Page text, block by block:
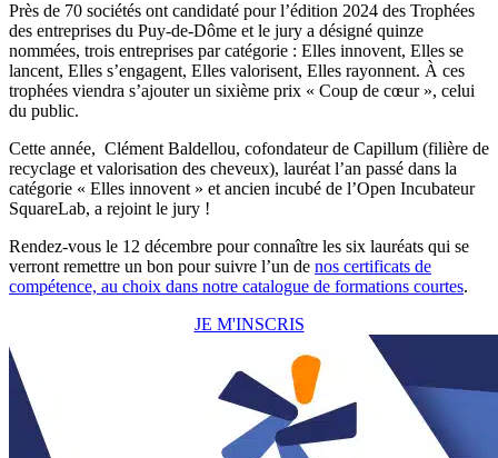
Près de 70 sociétés ont candidaté pour l’édition 2024 des Trophées
des entreprises du Puy-de-Dôme et le jury a désigné quinze
nommées, trois entreprises par catégorie : Elles innovent, Elles se
lancent, Elles s’engagent, Elles valorisent, Elles rayonnent. À ces
trophées viendra s’ajouter un sixième prix « Coup de cœur », celui
du public.
Cette année, Clément Baldellou, cofondateur de Capillum (filière de
recyclage et valorisation des cheveux), lauréat l’an passé dans la
catégorie « Elles innovent » et ancien incubé de l’Open Incubateur
SquareLab, a rejoint le jury !
Rendez-vous le 12 décembre pour connaître les six lauréats qui se
verront remettre un bon pour suivre l’un de nos certificats de
compétence, au choix dans notre catalogue de formations courtes.
JE M'INSCRIS